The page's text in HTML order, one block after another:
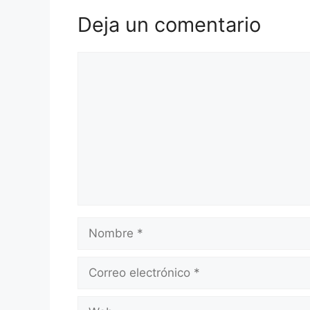
Deja un comentario
Nombre
Correo
Web